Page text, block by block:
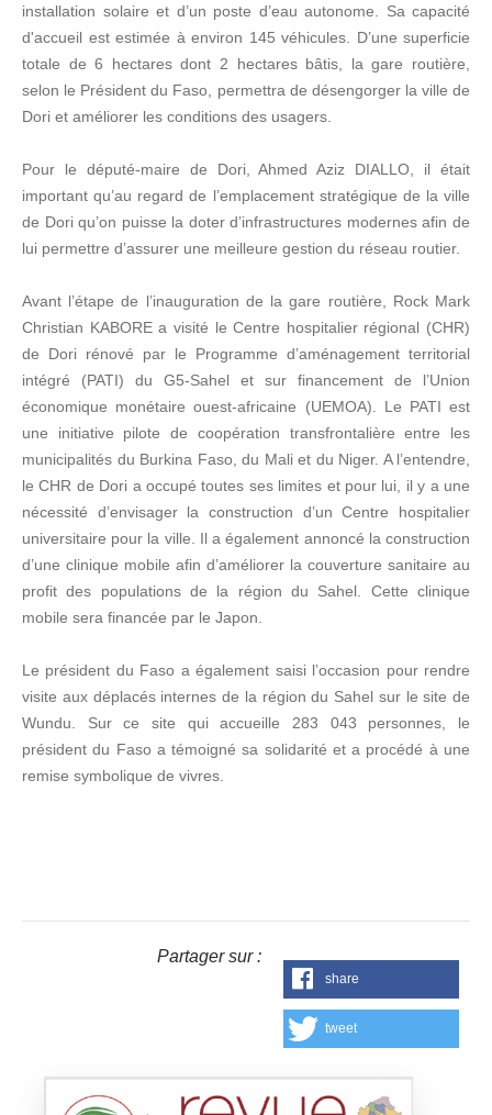
installation solaire et d’un poste d’eau autonome. Sa capacité
d'accueil est estimée à environ 145 véhicules. D’une superficie
totale de 6 hectares dont 2 hectares bâtis, la gare routière,
selon le Président du Faso, permettra de désengorger la ville de
Dori et améliorer les conditions des usagers.
Pour le député-maire de Dori, Ahmed Aziz DIALLO, il était
important qu’au regard de l’emplacement stratégique de la ville
de Dori qu’on puisse la doter d’infrastructures modernes afin de
lui permettre d’assurer une meilleure gestion du réseau routier.
Avant l’étape de l’inauguration de la gare routière, Rock Mark
Christian KABORE a visité le Centre hospitalier régional (CHR)
de Dori rénové par le Programme d’aménagement territorial
intégré (PATI) du G5-Sahel et sur financement de l’Union
économique monétaire ouest-africaine (UEMOA). Le PATI est
une initiative pilote de coopération transfrontalière entre les
municipalités du Burkina Faso, du Mali et du Niger. A l’entendre,
le CHR de Dori a occupé toutes ses limites et pour lui, il y a une
nécessité d’envisager la construction d’un Centre hospitalier
universitaire pour la ville. Il a également annoncé la construction
d’une clinique mobile afin d’améliorer la couverture sanitaire au
profit des populations de la région du Sahel. Cette clinique
mobile sera financée par le Japon.
Le président du Faso a également saisi l’occasion pour rendre
visite aux déplacés internes de la région du Sahel sur le site de
Wundu. Sur ce site qui accueille 283 043 personnes, le
président du Faso a témoigné sa solidarité et a procédé à une
remise symbolique de vivres.
Partager sur :
share
tweet